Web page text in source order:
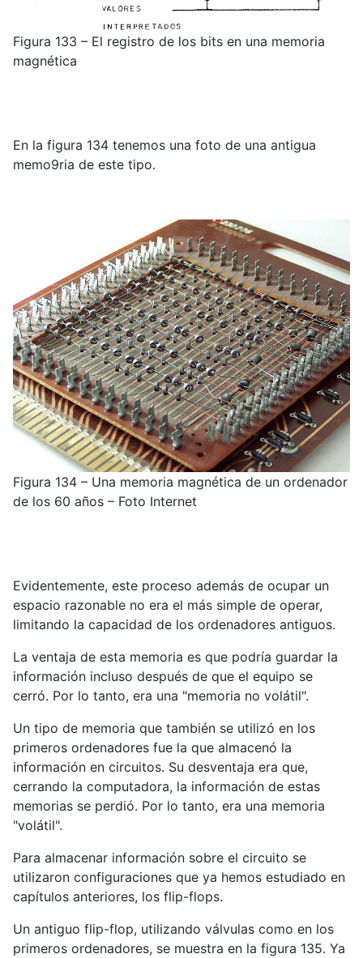
Figura 133 – El registro de los bits en una memoria
magnética
En la figura 134 tenemos una foto de una antigua
memo9ria de este tipo.
Figura 134 – Una memoria magnética de un ordenador
de los 60 años – Foto Internet
Evidentemente, este proceso además de ocupar un
espacio razonable no era el más simple de operar,
limitando la capacidad de los ordenadores antiguos.
La ventaja de esta memoria es que podría guardar la
información incluso después de que el equipo se
cerró. Por lo tanto, era una "memoria no volátil".
Un tipo de memoria que también se utilizó en los
primeros ordenadores fue la que almacenó la
información en circuitos. Su desventaja era que,
cerrando la computadora, la información de estas
memorias se perdió. Por lo tanto, era una memoria
"volátil".
Para almacenar información sobre el circuito se
utilizaron configuraciones que ya hemos estudiado en
capítulos anteriores, los flip-flops.
Un antiguo flip-flop, utilizando válvulas como en los
primeros ordenadores, se muestra en la figura 135. Ya